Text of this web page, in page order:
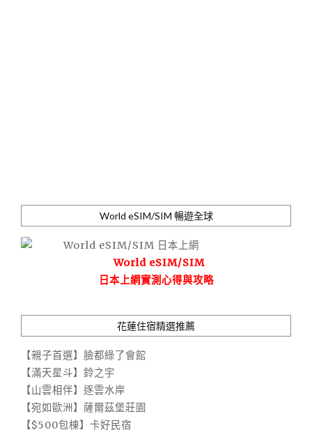
World eSIM/SIM 暢遊全球
World eSIM/SIM
日本上網實測心得與攻略
花蓮住宿精選推薦
【親子首選】臉都綠了會館
【滿天星斗】鈴之宇
【山雲相伴】逐雲水岸
【宛如歐洲】薩爾茲堡莊園
【$500包棟】卡好民宿